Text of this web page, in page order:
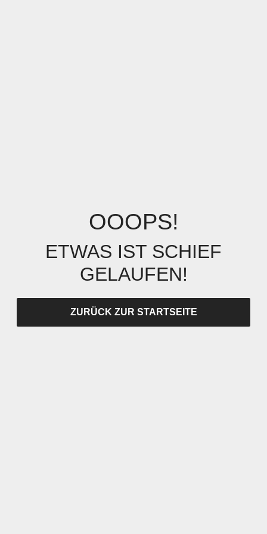
OOOPS!
ETWAS IST SCHIEF
GELAUFEN!
ZURÜCK ZUR STARTSEITE